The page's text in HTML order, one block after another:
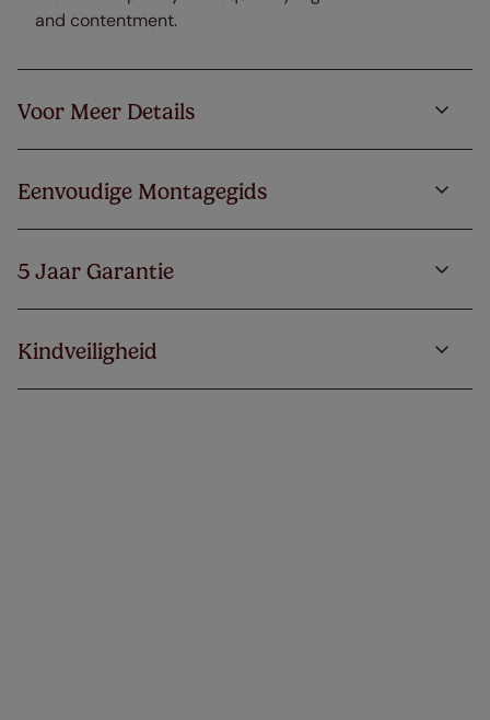
and contentment.
Voor Meer Details
Eenvoudige Montagegids
5 Jaar Garantie
Kindveiligheid